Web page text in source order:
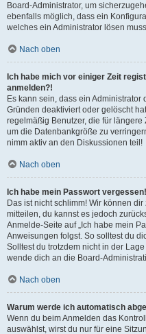
Board-Administrator, um
ebenfalls möglich, dass ein
welches ein Administrator lösen
Nach oben
Ich habe mich vor einiger Zeit
anmelden?!
Es kann sein, dass ein
Gründen deaktiviert oder gelöscht
regelmäßig Benutzer, die für
um die Datenbankgröße zu
nimm aktiv an den Diskussionen teil!
Nach oben
Ich habe mein Passwort vergessen!
Das ist nicht schlimm! Wir können
mitteilen, du kannst es jedoch
Anmelde-Seite auf „Ich habe mein
Anweisungen folgst. So solltest du
Solltest du trotzdem nicht in der
wende dich an die Board-
Nach oben
Warum werde ich automatisch
Wenn du beim Anmelden das
auswählst, wirst du nur für eine